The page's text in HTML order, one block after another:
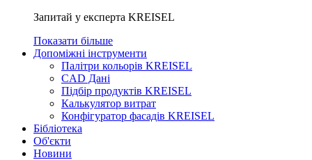
Запитай у експерта KREISEL
Показати більше
Допоміжні інструменти
Палітри кольорів KREISEL
CAD Дані
Підбір продуктів KREISEL
Калькулятор витрат
Конфігуратор фасадів KREISEL
Бібліотека
Об'єкти
Новини